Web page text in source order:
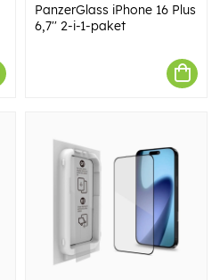
PanzerGlass iPhone 16 Plus
6,7'' 2-i-1-paket